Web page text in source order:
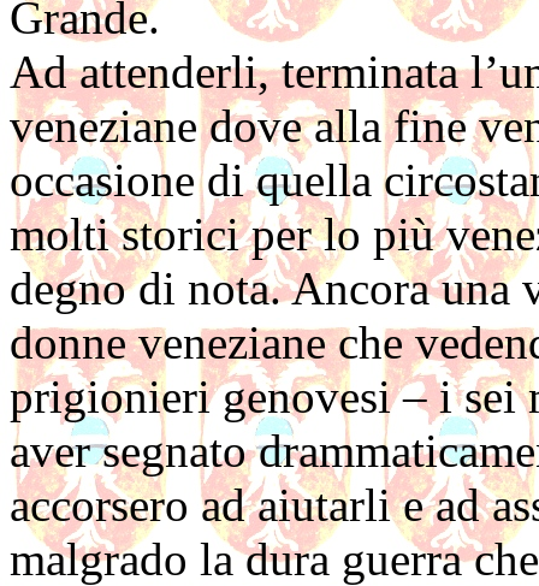
Grande.
Ad attenderli, terminata
veneziane dove alla fine
occasione di quella
molti storici per lo più
degno di nota. Ancora una
donne veneziane che
prigionieri genovesi – i sei
aver segnato
accorsero ad aiutarli e ad
malgrado la dura guerra